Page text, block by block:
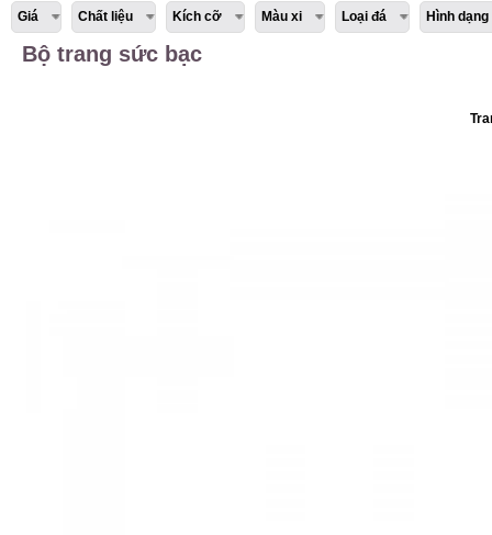
Giá Chất liệu Kích cỡ Màu xi Loại đá Hình dạng
Bộ trang sức bạc